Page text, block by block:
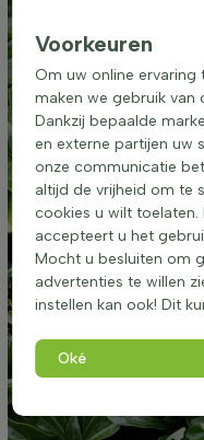
Voorkeuren
Om uw online ervaring
maken we gebruik van
Dankzij bepaalde
en externe partijen uw
onze communicatie
altijd de vrijheid om te
cookies u wilt toelaten.
accepteert u het
Mocht u besluiten om
advertenties te willen
instellen kan ook! Dit
Oké